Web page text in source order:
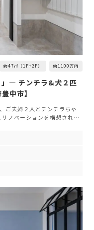
約47㎡（1F+2F） 約1100万円
」— チンチラ&犬２匹
中市】
ご夫婦２人とチンチラちゃ
リノベーションを構想され…